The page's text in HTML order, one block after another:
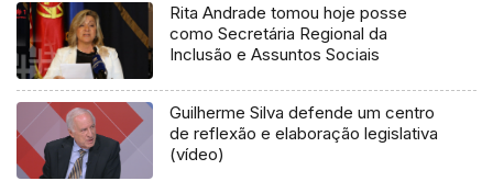
Rita Andrade tomou hoje posse
como Secretária Regional da
Inclusão e Assuntos Sociais
Guilherme Silva defende um centro
de reflexão e elaboração legislativa
(vídeo)